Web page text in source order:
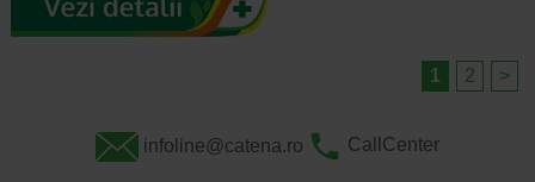
1 2 >
infoline@catena.ro CallCenter